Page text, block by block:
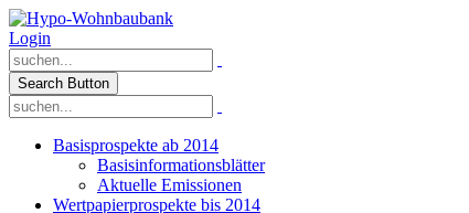
Login
Search Button
Basisprospekte ab 2014
Basisinformationsblätter
Aktuelle Emissionen
Wertpapierprospekte bis 2014